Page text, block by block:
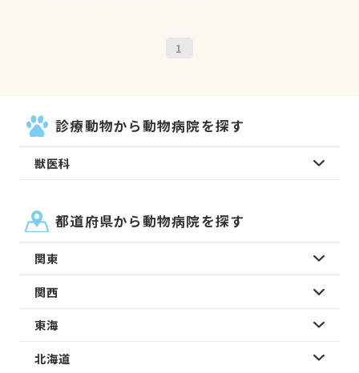
1
診療動物から動物病院を探す
獣医科
都道府県から動物病院を探す
関東
関西
東海
北海道